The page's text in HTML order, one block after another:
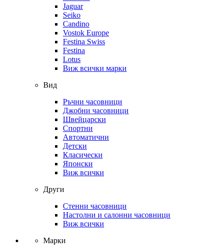
Jaguar
Seiko
Candino
Vostok Europe
Festina Swiss
Festina
Lotus
Виж всички марки
Вид
Ръчни часовници
Джобни часовници
Швейцарски
Спортни
Автоматични
Детски
Класически
Японски
Виж всички
Други
Стенни часовници
Настолни и салонни часовници
Виж всички
Марки